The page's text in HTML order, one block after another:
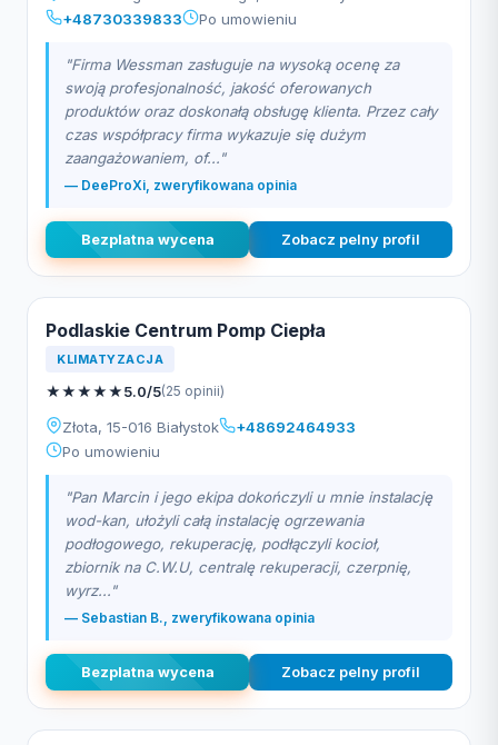
+48730339833
Po umowieniu
"Firma Wessman zasługuje na wysoką ocenę za
swoją profesjonalność, jakość oferowanych
produktów oraz doskonałą obsługę klienta. Przez cały
czas współpracy firma wykazuje się dużym
zaangażowaniem, of..."
— DeeProXi, zweryfikowana opinia
Bezplatna wycena Zobacz pelny profil
Podlaskie Centrum Pomp Ciepła
KLIMATYZACJA
★★★★★5.0/5(25 opinii)
Złota, 15-016 Białystok
+48692464933
Po umowieniu
"Pan Marcin i jego ekipa dokończyli u mnie instalację
wod-kan, ułożyli całą instalację ogrzewania
podłogowego, rekuperację, podłączyli kocioł,
zbiornik na C.W.U, centralę rekuperacji, czerpnię,
wyrz..."
— Sebastian B., zweryfikowana opinia
Bezplatna wycena Zobacz pelny profil